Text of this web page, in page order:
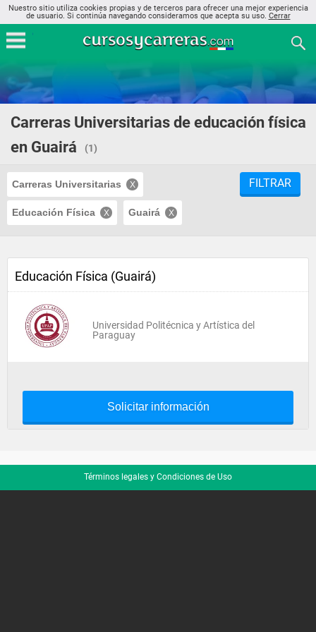
Nuestro sitio utiliza cookies propias y de terceros para ofrecer una mejor experiencia
de usuario. Si continúa navegando consideramos que acepta su uso. Cerrar
Carreras Universitarias de educación física
en Guairá
(1)
Carreras Universitarias
Educación Física Guairá
FILTRAR
Educación Física (Guairá)
Universidad Politécnica y Artística del
Paraguay
Solicitar información
Términos legales y Condiciones de Uso